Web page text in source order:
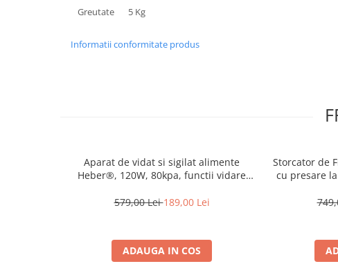
Greutate
5 Kg
Informatii conformitate produs
Aparat de vidat si sigilat alimente
Heber®, 120W, 80kpa, functii vidare
tactil, 30 cm bara de lipire Functie de
579,00 Lei189,00 Lei
ADAUGA IN COS
Storcator de
cu presare
150W, Ax cu